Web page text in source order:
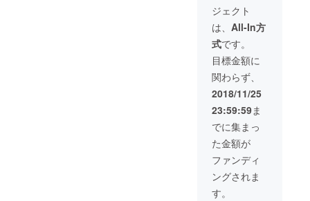
始後、
出荷で
きる体
制が
整った
状態か
らとな
ります
（２０
１９年
１月醸
造開始
予定）
※樽口金
は、ア
サヒ・
す（グ
ランド
オープ
ン２０
１９年
１月予
定） ◎
来店時
にオリ
ジナル
ステッ
カー２
枚進呈
致しま
す 【樽
優先出
なりま
す（グ
ランド
オープ
ン２０
１９年
１月予
定） ◎
来店時
にオリ
ジナル
ステッ
カー４
枚進呈
致しま
す
詰め以
外の
ビール
は樽
（ケ
グ）に
て出荷
となり
ます ※
醸造・
出荷の
タイミ
ングや
保管期
間等は
クラウ
いただ
けます
（グ
ランド
オープ
ン２０
１９年
１月予
定） ※
お客様
に提供
できる
クオリ
ティー
の仕込
みが出
ジェクト
は、 All-In方
式です。
目標金額に
関わらず、
2018/11/25
23:59:59ま
でに集まっ
た金額が
ファンディ
ングされま
す。